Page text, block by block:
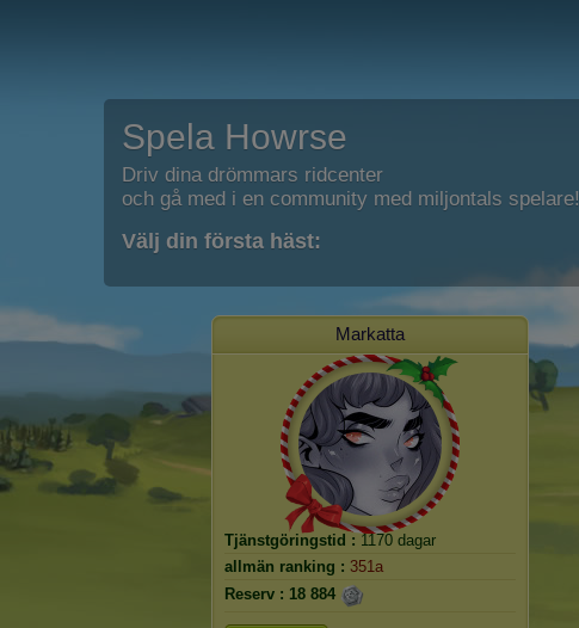
Spela Howrse
Driv dina drömmars ridcenter
och gå med i en community med miljontals spelare!
Välj din första häst:
Markatta
Tjänstgöringstid : 1170 dagar
allmän ranking : 351a
Reserv : 18 884